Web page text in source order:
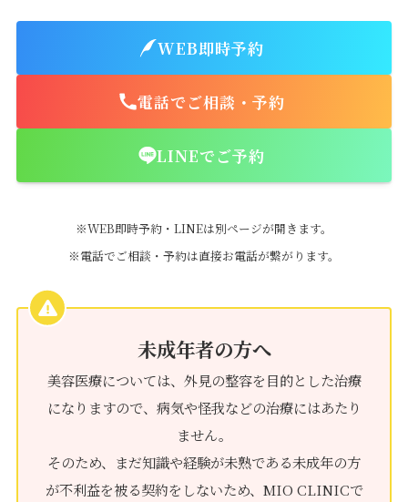
WEB即時予約
電話でご相談・予約
LINEでご予約
※WEB即時予約・LINEは別ページが開きます。
※電話でご相談・予約は直接お電話が繋がります。
未成年者の方へ
美容医療については、外見の整容を目的とした治療
になりますので、病気や怪我などの治療にはあたり
ません。
そのため、まだ知識や経験が未熟である未成年の方
が不利益を被る契約をしないため、MIO CLINICで